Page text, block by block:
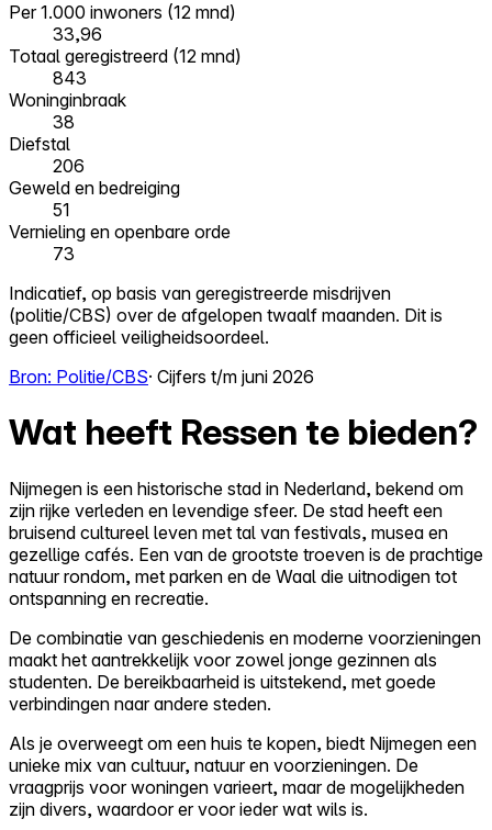
Per 1.000 inwoners (12 mnd)
33,96
Totaal geregistreerd (12 mnd)
843
Woninginbraak
38
Diefstal
206
Geweld en bedreiging
51
Vernieling en openbare orde
73
Indicatief, op basis van geregistreerde misdrijven
(politie/CBS) over de afgelopen twaalf maanden. Dit is
geen officieel veiligheidsoordeel.
Bron: Politie/CBS· Cijfers t/m juni 2026
Wat heeft Ressen te bieden?
Nijmegen is een historische stad in Nederland, bekend om
zijn rijke verleden en levendige sfeer. De stad heeft een
bruisend cultureel leven met tal van festivals, musea en
gezellige cafés. Een van de grootste troeven is de prachtige
natuur rondom, met parken en de Waal die uitnodigen tot
ontspanning en recreatie.
De combinatie van geschiedenis en moderne voorzieningen
maakt het aantrekkelijk voor zowel jonge gezinnen als
studenten. De bereikbaarheid is uitstekend, met goede
verbindingen naar andere steden.
Als je overweegt om een huis te kopen, biedt Nijmegen een
unieke mix van cultuur, natuur en voorzieningen. De
vraagprijs voor woningen varieert, maar de mogelijkheden
zijn divers, waardoor er voor ieder wat wils is.